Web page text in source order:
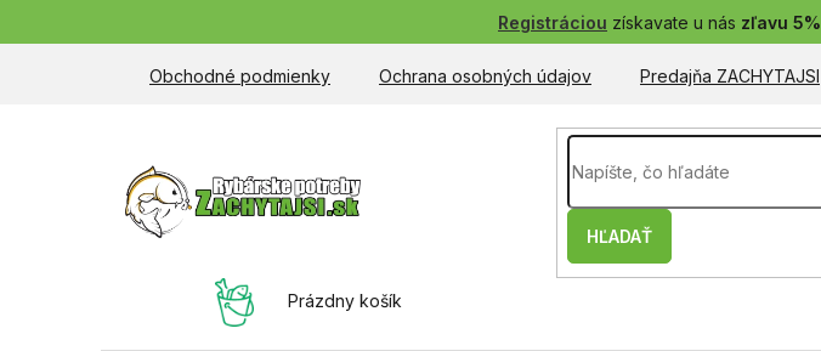
Registráciou získavate u nás zľavu 5%
Obchodné podmienky Ochrana osobných údajov Predajňa ZACHYTAJSI
HĽADAŤ
NÁKUPNÝ
Prázdny košík